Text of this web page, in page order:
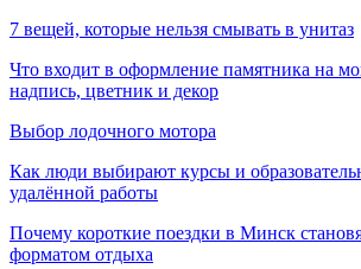
7 вещей, которые нельзя смывать в унитаз
Что входит в оформление памятника на
надпись, цветник и декор
Выбор лодочного мотора
Как люди выбирают курсы и
удалённой работы
Почему короткие поездки в Минск
форматом отдыха